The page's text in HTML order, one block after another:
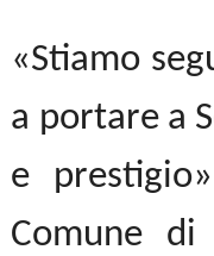
«Stiamo
a portare a
e
Comune